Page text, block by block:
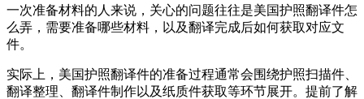
一次准备材料的人来说，关心的问题往往是美国护照翻译件怎
么弄，需要准备哪些材料，以及翻译完成后如何获取对应文
件。
实际上，美国护照翻译件的准备过程通常会围绕护照扫描件、
翻译整理、翻译件制作以及纸质件获取等环节展开。提前了解